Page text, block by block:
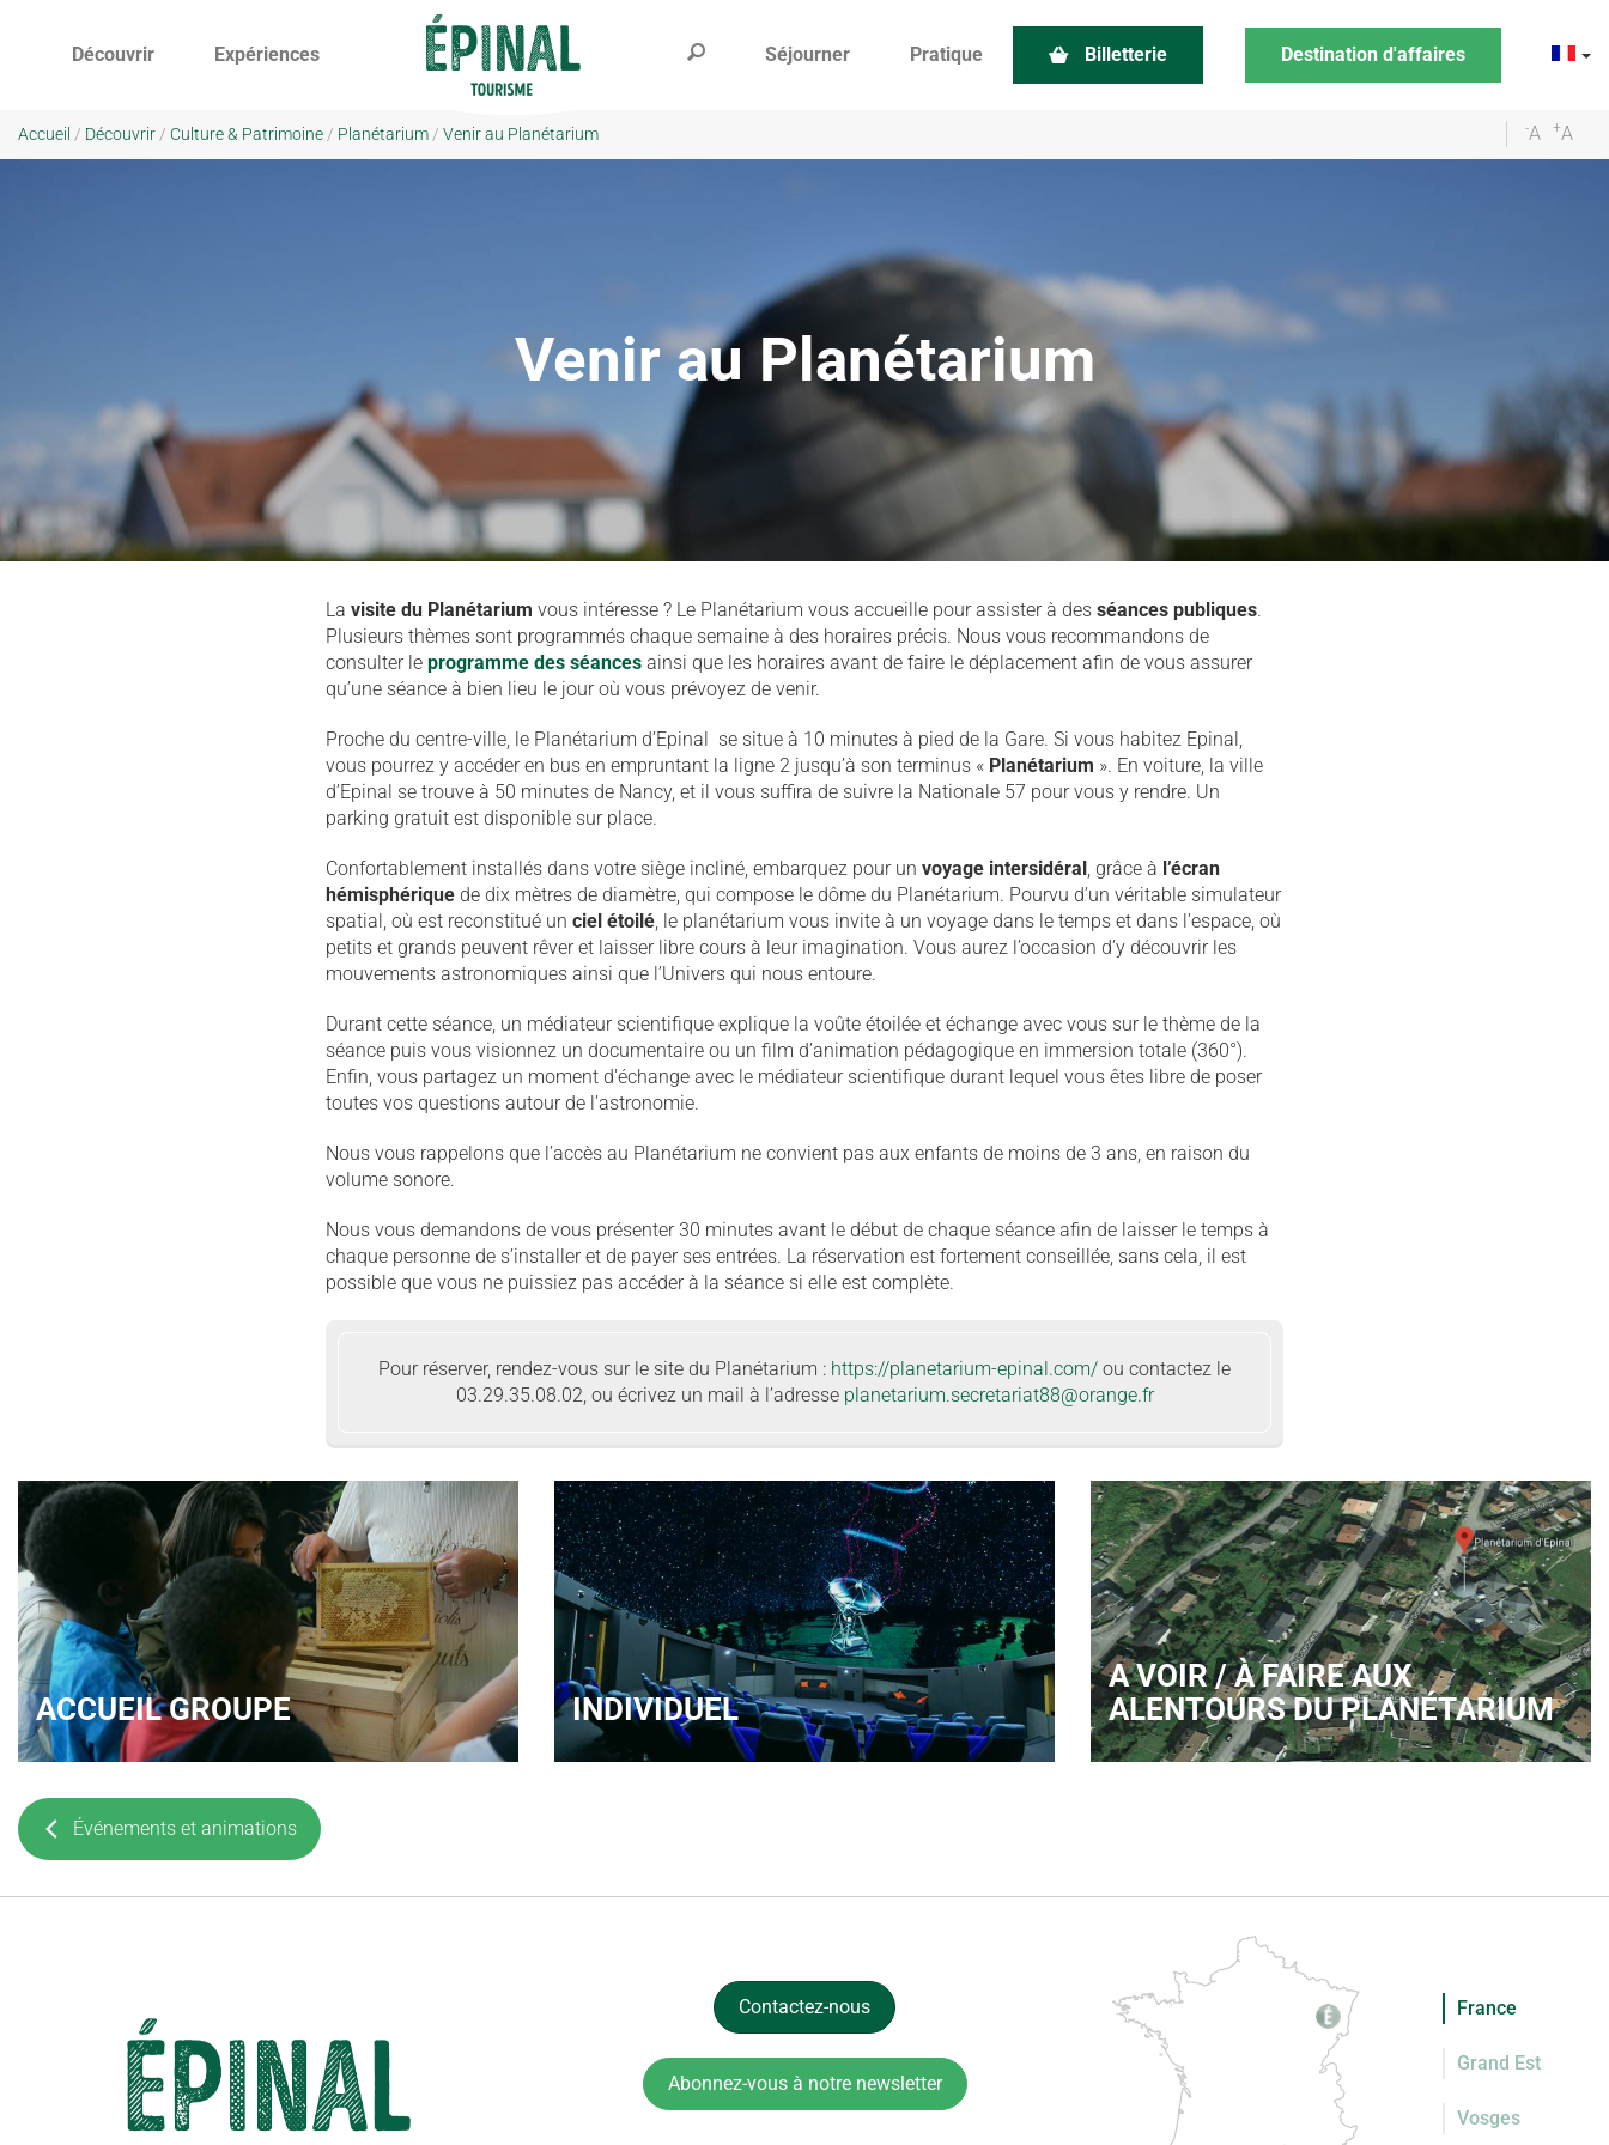
Découvrir Expériences Séjourner Pratique Billetterie Destination d'affaires
Accueil / Découvrir / Culture & Patrimoine / Planétarium / Venir au Planétarium -A +A
Venir au Planétarium
La visite du Planétarium vous intéresse ? Le Planétarium vous accueille pour assister à des séances publiques.
Plusieurs thèmes sont programmés chaque semaine à des horaires précis. Nous vous recommandons de
consulter le programme des séances ainsi que les horaires avant de faire le déplacement afin de vous assurer
qu’une séance à bien lieu le jour où vous prévoyez de venir.
Proche du centre-ville, le Planétarium d’Epinal se situe à 10 minutes à pied de la Gare. Si vous habitez Epinal,
vous pourrez y accéder en bus en empruntant la ligne 2 jusqu’à son terminus « Planétarium ». En voiture, la ville
d’Epinal se trouve à 50 minutes de Nancy, et il vous suffira de suivre la Nationale 57 pour vous y rendre. Un
parking gratuit est disponible sur place.
Confortablement installés dans votre siège incliné, embarquez pour un voyage intersidéral, grâce à l’écran
hémisphérique de dix mètres de diamètre, qui compose le dôme du Planétarium. Pourvu d’un véritable simulateur
spatial, où est reconstitué un ciel étoilé, le planétarium vous invite à un voyage dans le temps et dans l’espace, où
petits et grands peuvent rêver et laisser libre cours à leur imagination. Vous aurez l’occasion d’y découvrir les
mouvements astronomiques ainsi que l’Univers qui nous entoure.
Durant cette séance, un médiateur scientifique explique la voûte étoilée et échange avec vous sur le thème de la
séance puis vous visionnez un documentaire ou un film d’animation pédagogique en immersion totale (360°).
Enfin, vous partagez un moment d'échange avec le médiateur scientifique durant lequel vous êtes libre de poser
toutes vos questions autour de l’astronomie.
Nous vous rappelons que l’accès au Planétarium ne convient pas aux enfants de moins de 3 ans, en raison du
volume sonore.
Nous vous demandons de vous présenter 30 minutes avant le début de chaque séance afin de laisser le temps à
chaque personne de s’installer et de payer ses entrées. La réservation est fortement conseillée, sans cela, il est
possible que vous ne puissiez pas accéder à la séance si elle est complète.
Pour réserver, rendez-vous sur le site du Planétarium : https://planetarium-epinal.com/ ou contactez le
03.29.35.08.02, ou écrivez un mail à l’adresse planetarium.secretariat88@orange.fr
ACCUEIL GROUPE INDIVIDUEL
A VOIR / À FAIRE AUX
ALENTOURS DU PLANÉTARIUM
Événements et animations
Contactez-nous
Abonnez-vous à notre newsletter
France
Grand Est
Vosges